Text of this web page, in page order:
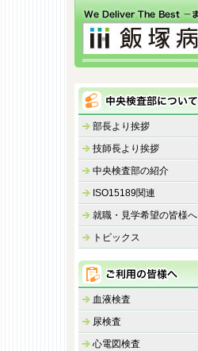
部長より挨拶
技師長より挨拶
中央検査部の紹介
ISO15189関連
就職・見学希望の皆様へ
トピックス
血液検査
尿検査
心電図検査